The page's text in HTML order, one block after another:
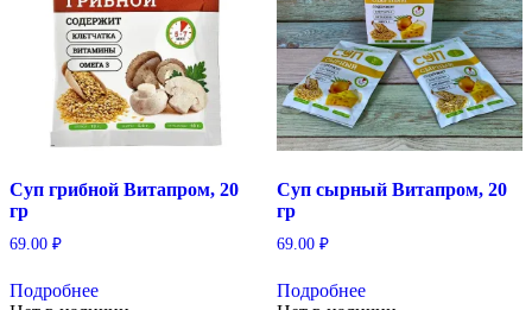
Суп грибной Витапром, 20
гр
69.00 ₽
Подробнее
Суп сырный Витапром, 20
гр
69.00 ₽
Подробнее